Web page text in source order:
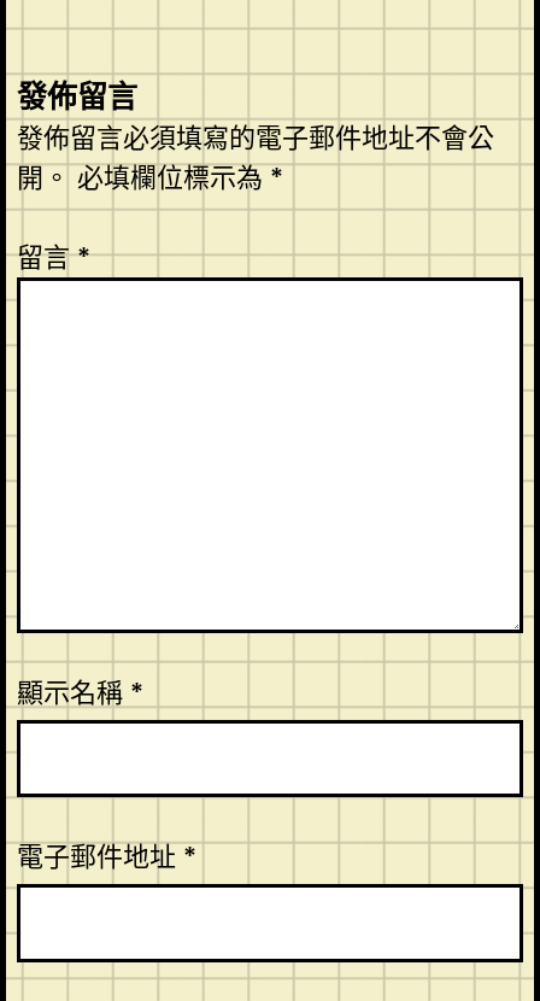
發佈留言
發佈留言必須填寫的電子郵件地址不會公
開。必填欄位標示為*
留言*
顯示名稱 *
電子郵件地址 *